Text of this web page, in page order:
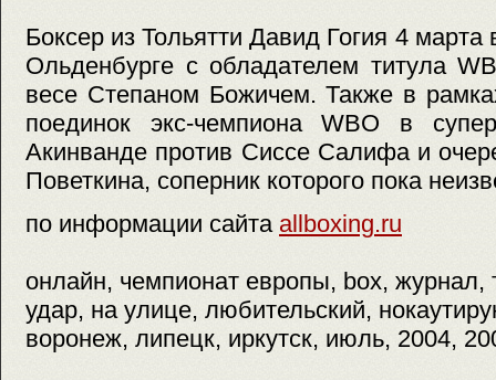
Боксер из Тольятти Давид Гогия 4 марта
Ольденбурге с обладателем титула
весе Степаном Божичем. Также в
поединок экс-чемпиона WBO в
Акинванде против Сиссе Салифа и
Поветкина, соперник которого пока
по информации сайта allboxing.ru
онлайн, чемпионат европы, box, журнал,
удар, на улице, любительский,
воронеж, липецк, иркутск, июль, 2004,